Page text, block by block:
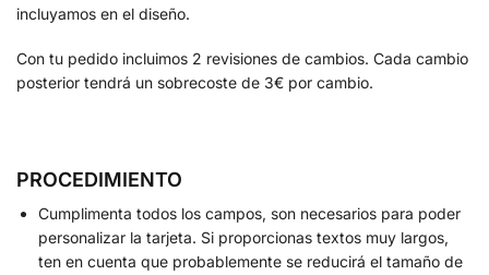
incluyamos en el diseño.
Con tu pedido incluimos 2 revisiones de cambios. Cada cambio
posterior tendrá un sobrecoste de 3€ por cambio.
PROCEDIMIENTO
Cumplimenta todos los campos, son necesarios para poder
personalizar la tarjeta. Si proporcionas textos muy largos,
ten en cuenta que probablemente se reducirá el tamaño de